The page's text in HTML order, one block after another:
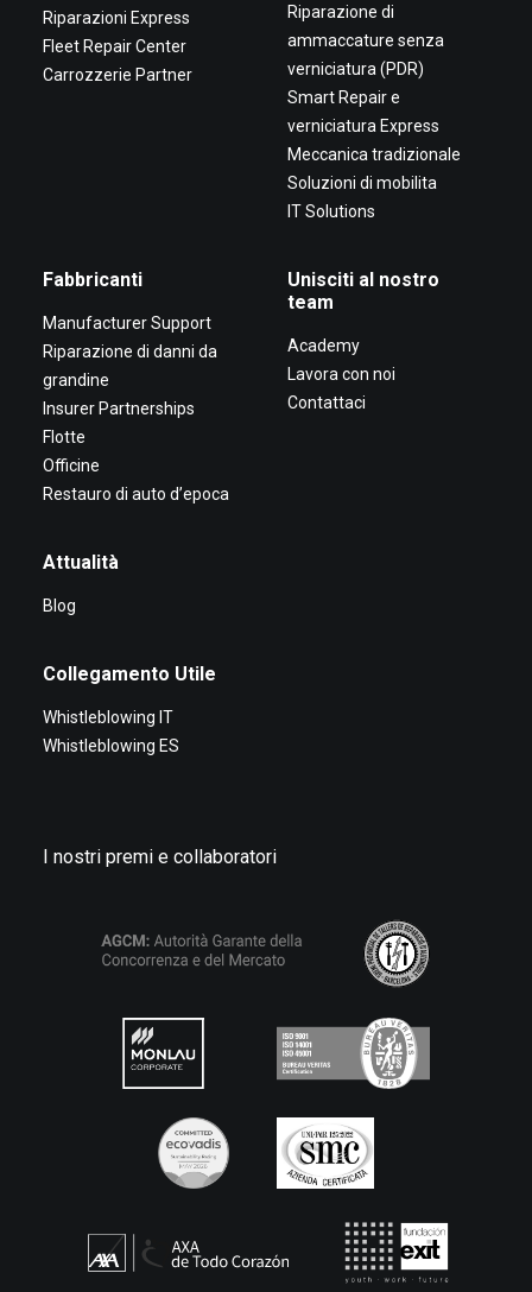
Riparazioni Express
Fleet Repair Center
Carrozzerie Partner
Riparazione di
ammaccature senza
verniciatura (PDR)
Smart Repair e
verniciatura Express
Meccanica tradizionale
Soluzioni di mobilita
IT Solutions
Fabbricanti
Manufacturer Support
Riparazione di danni da
grandine
Insurer Partnerships
Flotte
Officine
Restauro di auto d’epoca
Unisciti al nostro
team
Academy
Lavora con noi
Contattaci
Attualità
Blog
Collegamento Utile
Whistleblowing IT
Whistleblowing ES
I nostri premi e collaboratori